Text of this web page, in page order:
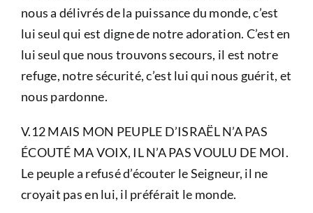
nous a délivrés de la puissance du monde, c’est
lui seul qui est digne de notre adoration. C’est en
lui seul que nous trouvons secours, il est notre
refuge, notre sécurité, c’est lui qui nous guérit, et
nous pardonne.
V.12 MAIS MON PEUPLE D’ISRAËL N’A PAS
ÉCOUTÉ MA VOIX, IL N’A PAS VOULU DE MOI.
Le peuple a refusé d’écouter le Seigneur, il ne
croyait pas en lui, il préférait le monde.